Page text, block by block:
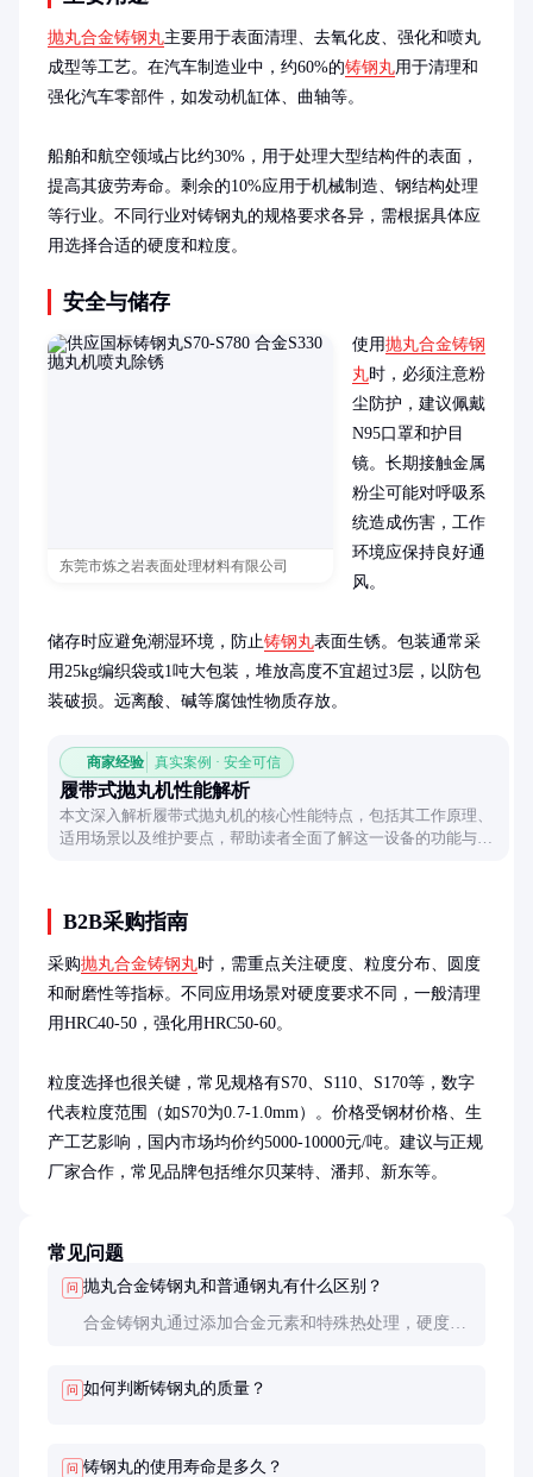
抛丸合金铸钢丸主要用于表面清理、去氧化皮、强化和喷丸
成型等工艺。在汽车制造业中，约60%的铸钢丸用于清理和
强化汽车零部件，如发动机缸体、曲轴等。
船舶和航空领域占比约30%，用于处理大型结构件的表面，
提高其疲劳寿命。剩余的10%应用于机械制造、钢结构处理
等行业。不同行业对铸钢丸的规格要求各异，需根据具体应
用选择合适的硬度和粒度。
安全与储存
东莞市炼之岩表面处理材料有限公司
使用抛丸合金铸钢
丸时，必须注意粉
尘防护，建议佩戴
N95口罩和护目
镜。长期接触金属
粉尘可能对呼吸系
统造成伤害，工作
环境应保持良好通
风。
储存时应避免潮湿环境，防止铸钢丸表面生锈。包装通常采
用25kg编织袋或1吨大包装，堆放高度不宜超过3层，以防包
装破损。远离酸、碱等腐蚀性物质存放。
商家经验 真实案例 · 安全可信
履带式抛丸机性能解析
本文深入解析履带式抛丸机的核心性能特点，包括其工作原理、
适用场景以及维护要点，帮助读者全面了解这一设备的功能与优
B2B采购指南
采购抛丸合金铸钢丸时，需重点关注硬度、粒度分布、圆度
和耐磨性等指标。不同应用场景对硬度要求不同，一般清理
用HRC40-50，强化用HRC50-60。
粒度选择也很关键，常见规格有S70、S110、S170等，数字
代表粒度范围（如S70为0.7-1.0mm）。价格受钢材价格、生
产工艺影响，国内市场均价约5000-10000元/吨。建议与正规
厂家合作，常见品牌包括维尔贝莱特、潘邦、新东等。
常见问题
问 抛丸合金铸钢丸和普通钢丸有什么区别？
合金铸钢丸通过添加合金元素和特殊热处理，硬度更
问 如何判断铸钢丸的质量？
问 铸钢丸的使用寿命是多久？